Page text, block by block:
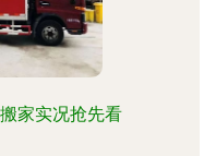
家实况抢先看